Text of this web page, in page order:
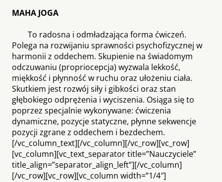
MAHA JOGA
To radosna i odmładzająca forma ćwiczeń.
Polega na rozwijaniu sprawności psychofizycznej w
harmonii z oddechem. Skupienie na świadomym
odczuwaniu (propriocepcja) wyzwala lekkość,
miękkość i płynność w ruchu oraz ułożeniu ciała.
Skutkiem jest rozwój siły i gibkości oraz stan
głębokiego odprężenia i wyciszenia. Osiąga się to
poprzez specjalnie wykonywane: ćwiczenia
dynamiczne, pozycje statyczne, płynne sekwencje
pozycji zgrane z oddechem i bezdechem.
[/vc_column_text][/vc_column][/vc_row][vc_row]
[vc_column][vc_text_separator title=”Nauczyciele”
title_align=”separator_align_left”][/vc_column]
[/vc_row][vc_row][vc_column width=”1/4″]